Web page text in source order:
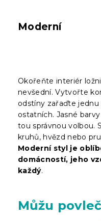
Moderní
Okořeňte interiér
nevšední. Vytvořte
odstíny zařaďte jednu
ostatních. Jasné
tou správnou volbou.
kruhů, hvězd nebo
Moderní styl je
domácností, jeho
každý.
Můžu